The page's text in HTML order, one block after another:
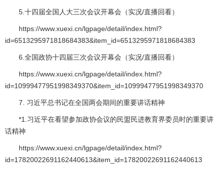
5.十四届全国人大三次会议开幕会（实况/直播回看）
https://www.xuexi.cn/lgpage/detail/index.html?
id=6513295971818684383&item_id=6513295971818684383
6.全国政协十四届三次会议开幕会（实况/直播回看）
https://www.xuexi.cn/lgpage/detail/index.html?
id=10999477951998349370&item_id=10999477951998349370
7. 习近平总书记在全国两会期间的重要讲话精神
*1.习近平在看望参加政协会议的民盟民进教育界委员时的重要讲
话精神
https://www.xuexi.cn/lgpage/detail/index.html?
id=17820022691162440613&item_id=17820022691162440613